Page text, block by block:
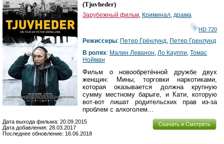
(Tjuvheder)
Зарубежный фильм, Криминал, драма
HD 720
Режиссеры: Петер Грёнлунд, Петер Гренлунд
В ролях: Малин Леванон, Ло Кауппи, Томас
Нойман
Фильм о новообретённой дружбе двух
женщин: Мины, торговки наркотиками,
которая оказывается должна крупную
сумму местному барыге, и Кати, которую
вот-вот лишат родительских прав из-за
проблем с алкоголем...
Скачать и Смотреть
Дата выхода фильма: 20.09.2015
Дата добавления: 28.03.2017
Последнее обновление: 16.06.2018